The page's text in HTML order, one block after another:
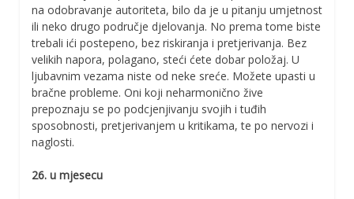
na odobravanje autoriteta, bilo da je u pitanju umjetnost
ili neko drugo područje djelovanja. No prema tome biste
trebali ići postepeno, bez riskiranja i pretjerivanja. Bez
velikih napora, polagano, steći ćete dobar položaj. U
ljubavnim vezama niste od neke sreće. Možete upasti u
bračne probleme. Oni koji neharmonično žive
prepoznaju se po podcjenjivanju svojih i tuđih
sposobnosti, pretjerivanjem u kritikama, te po nervozi i
naglosti.
26. u mjesecu